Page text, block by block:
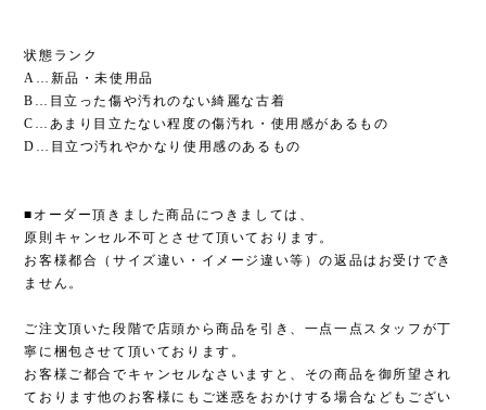
状態ランク
A…新品・未使用品
B…目立った傷や汚れのない綺麗な古着
C…あまり目立たない程度の傷汚れ・使用感があるもの
D…目立つ汚れやかなり使用感のあるもの
■オーダー頂きました商品につきましては、
原則キャンセル不可とさせて頂いております。
お客様都合（サイズ違い・イメージ違い等）の返品はお受けでき
ません。
ご注文頂いた段階で店頭から商品を引き、一点一点スタッフが丁
寧に梱包させて頂いております。
お客様ご都合でキャンセルなさいますと、その商品を御所望され
ております他のお客様にもご迷惑をおかけする場合などもござい